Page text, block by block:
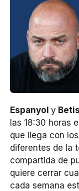
Espanyol y Betis
las 18:30 horas
que llega con
diferentes de la
compartida de
quiere cerrar
cada semana